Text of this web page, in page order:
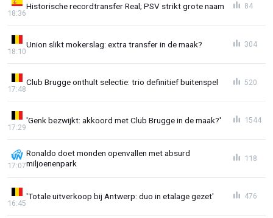
Historische recordtransfer Real; PSV strikt grote naam
18:36
84
Union slikt mokerslag: extra transfer in de maak?
18:10
304
Club Brugge onthult selectie: trio definitief buitenspel
17:48
520
'Genk bezwijkt: akkoord met Club Brugge in de maak?'
17:29
1544
Ronaldo doet monden openvallen met absurd
miljoenenpark
17:07
118
'Totale uitverkoop bij Antwerp: duo in etalage gezet'
16:45
476